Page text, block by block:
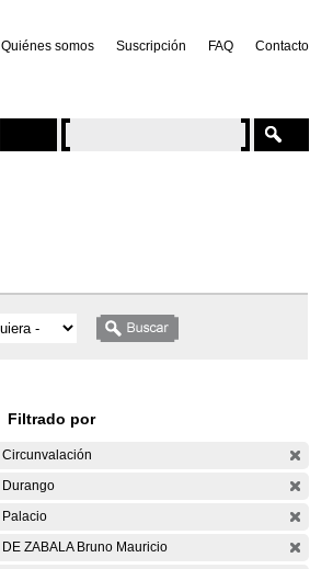
Quiénes somos Suscripción FAQ Contacto
Filtrado por
Circunvalación
Durango
Palacio
DE ZABALA Bruno Mauricio